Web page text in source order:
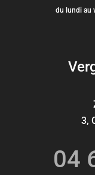
du lundi au
3,
04